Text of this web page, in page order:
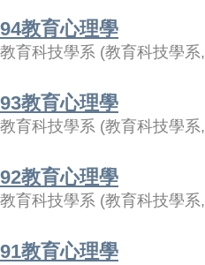
94教育心理學
教育科技學系 (教育科技學系,
93教育心理學
教育科技學系 (教育科技學系,
92教育心理學
教育科技學系 (教育科技學系,
91教育心理學